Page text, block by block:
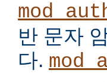
반 문자
다.